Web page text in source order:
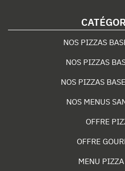
NOS PIZZAS
NOS PIZZAS
NOS PIZZAS
NOS MENUS
OFFRE
OFFRE
MENU PIZZA